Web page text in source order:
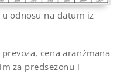
odnosu na datum iz
cena aranžmana
za predsezonu i